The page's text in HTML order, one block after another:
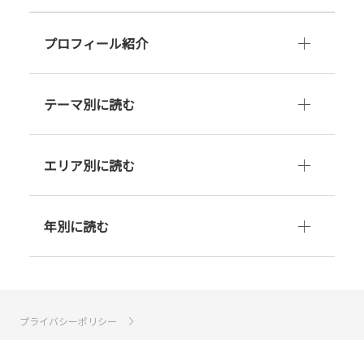
プロフィール紹介
テーマ別に読む
エリア別に読む
年別に読む
プライバシーポリシー